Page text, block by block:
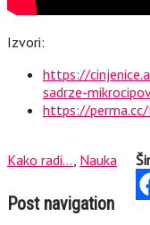
Izvori:
https://
sadrze-
https://perma.cc/
Kako radi... Nauka
Post navigation